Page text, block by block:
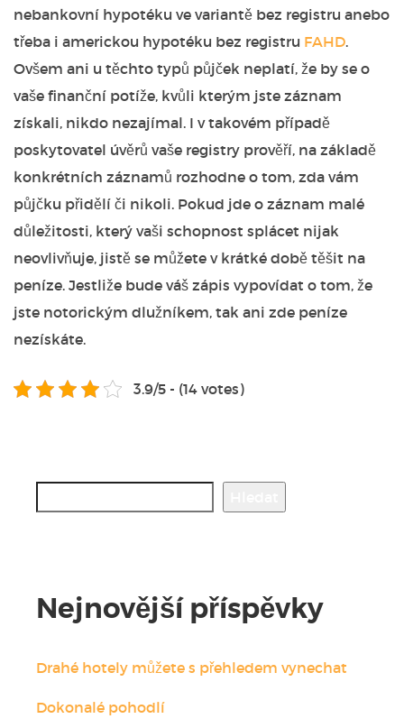
nebankovní hypotéku ve variantě bez registru anebo
třeba i americkou hypotéku bez registru FAHD.
Ovšem ani u těchto typů půjček neplatí, že by se o
vaše finanční potíže, kvůli kterým jste záznam
získali, nikdo nezajímal. I v takovém případě
poskytovatel úvěrů vaše registry prověří, na základě
konkrétních záznamů rozhodne o tom, zda vám
půjčku přidělí či nikoli. Pokud jde o záznam malé
důležitosti, který vaši schopnost splácet nijak
neovlivňuje, jistě se můžete v krátké době těšit na
peníze. Jestliže bude váš zápis vypovídat o tom, že
jste notorickým dlužníkem, tak ani zde peníze
nezískáte.
3.9/5 - (14 votes)
Nejnovější příspěvky
Drahé hotely můžete s přehledem vynechat
Dokonalé pohodlí